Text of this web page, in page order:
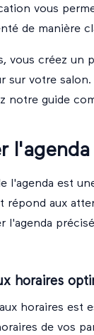
vous
de manière
vous créez un
sur votre
notre guide
l'agenda est
répond aux
l'agenda
horaires
horaires est
de vos